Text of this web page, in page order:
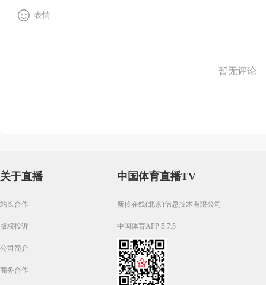
表情
暂无评论
关于直播
站长合作
版权投诉
公司简介
商务合作
中国体育直播TV
新传在线(北京)信息技术有限公司
中国体育APP 5.7.5